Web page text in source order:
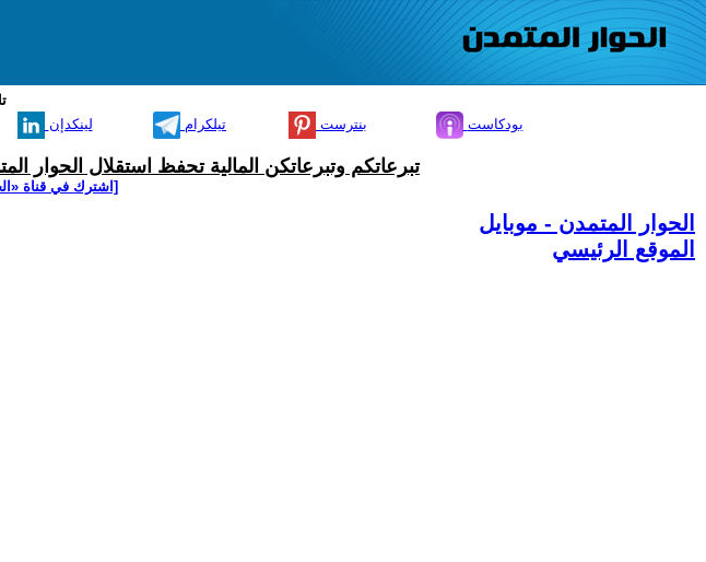
لينكدإن تيلكرام بنترست بودكاست
تبرعاتكم وتبرعاتكن المالية تحفظ استقلال الحوار
[اشترك في قناة
الحوار المتمدن - موبايل
الموقع الرئيسي